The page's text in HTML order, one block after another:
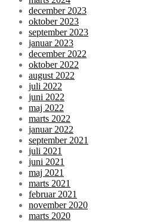
december 2023
oktober 2023
september 2023
januar 2023
december 2022
oktober 2022
august 2022
juli 2022
juni 2022
maj 2022
marts 2022
januar 2022
september 2021
juli 2021
juni 2021
maj 2021
marts 2021
februar 2021
november 2020
marts 2020